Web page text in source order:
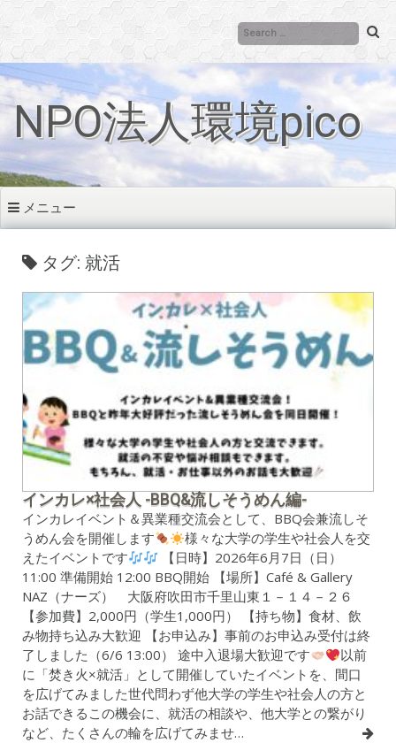
ン
ン
へNPO法人環境pico
メニュー
タグ: 就活
インカレ×社会人 -BBQ&流しそうめん編-
インカレイベント＆異業種交流会として、BBQ会兼流しそ
うめん会を開催します
様々な大学の学生や社会人を交
えたイベントです
【日時】2026年6月7日（日）
11:00 準備開始 12:00 BBQ開始 【場所】Café & Gallery
NAZ（ナーズ） 大阪府吹田市千里山東１－１４－２６
【参加費】2,000円（学生1,000円） 【持ち物】食材、飲
み物持ち込み大歓迎 【お申込み】事前のお申込み受付は終
了しました（6/6 13:00） 途中入退場大歓迎です
以前
に「焚き火×就活」として開催していたイベントを、間口
を広げてみました世代問わず他大学の学生や社会人の方と
お話できるこの機会に、就活の相談や、他大学との繋がり
など、たくさんの輪を広げてみませ…